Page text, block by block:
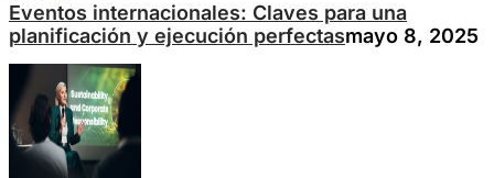
Eventos internacionales: Claves para una
planificación y ejecución perfectasmayo 8, 2025